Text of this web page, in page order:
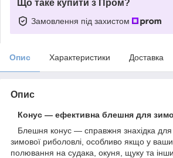
Що таке купити з Пром?
Замовлення під захистом
Опис Характеристики Доставка
Опис
Конус — ефективна блешня для
Блешня конус — справжня знахідка для
зимової риболовлі, особливо якщо у
полювання на судака, окуня, щуку та